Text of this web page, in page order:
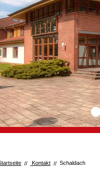
Kontakt Schaldach